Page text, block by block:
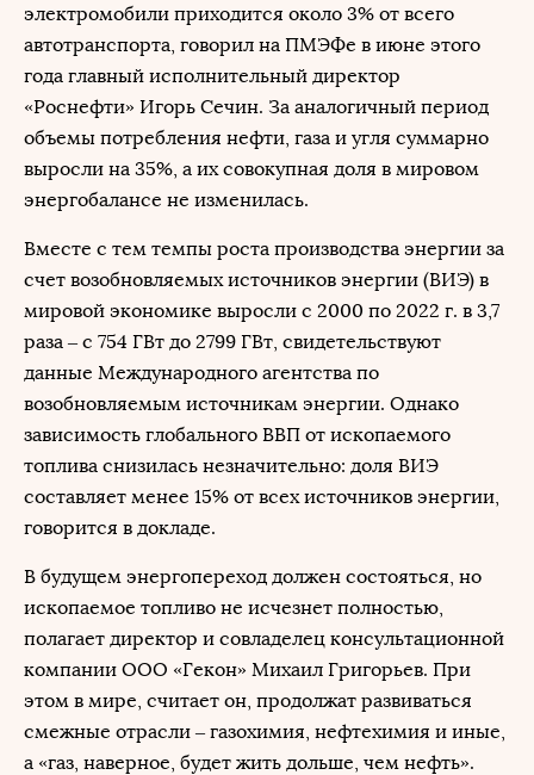
электромобили приходится около 3% от всего
автотранспорта, говорил на ПМЭФе в июне этого
года главный исполнительный директор
«Роснефти» Игорь Сечин. За аналогичный период
объемы потребления нефти, газа и угля суммарно
выросли на 35%, а их совокупная доля в мировом
энергобалансе не изменилась.
Вместе с тем темпы роста производства энергии за
счет возобновляемых источников энергии (ВИЭ) в
мировой экономике выросли с 2000 по 2022 г. в 3,7
раза – с 754 ГВт до 2799 ГВт, свидетельствуют
данные Международного агентства по
возобновляемым источникам энергии. Однако
зависимость глобального ВВП от ископаемого
топлива снизилась незначительно: доля ВИЭ
составляет менее 15% от всех источников энергии,
говорится в докладе.
В будущем энергопереход должен состояться, но
ископаемое топливо не исчезнет полностью,
полагает директор и совладелец консультационной
компании ООО «Гекон» Михаил Григорьев. При
этом в мире, считает он, продолжат развиваться
смежные отрасли – газохимия, нефтехимия и иные,
а «газ, наверное, будет жить дольше, чем нефть».